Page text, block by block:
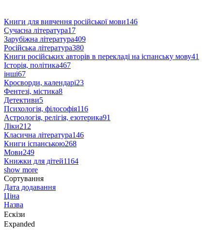
Книги для вивчення російської мови146
Сучасна література17
Зарубіжна література409
Російська література380
Книги російських авторів в перекладі на іспанську мову41
Історія, політика467
інші67
Кросворди, календарі23
Фентезі, містика8
Детективи5
Психологія, філософія116
Астрологія, релігія, езотерика91
Ліки212
Класична література146
Книги іспанською268
Мови249
Книжки для дітей1164
show more
Сортування
Дата додавання
Ціна
Назва
Ескізи
Expanded